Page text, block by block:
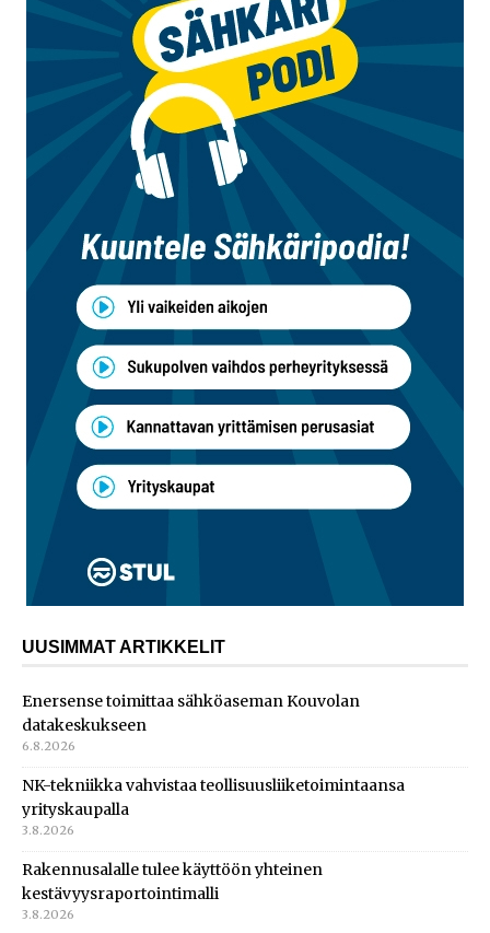
UUSIMMAT ARTIKKELIT
Enersense toimittaa sähköaseman Kouvolan
datakeskukseen
6.8.2026
NK-tekniikka vahvistaa teollisuusliiketoimintaansa
yrityskaupalla
3.8.2026
Rakennusalalle tulee käyttöön yhteinen
kestävyysraportointimalli
3.8.2026